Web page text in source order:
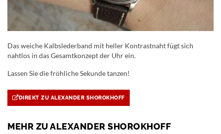
Das weiche Kalbslederband mit heller Kontrastnaht fügt sich
nahtlos in das Gesamtkonzept der Uhr ein.
Lassen Sie die fröhliche Sekunde tanzen!
DIREKT ZU ALEXANDER SHOROKHOFF
MEHR ZU ALEXANDER SHOROKHOFF